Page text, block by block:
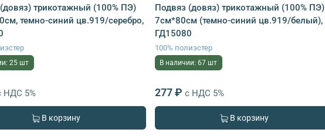
трикотажный (100% ПЭ)
темно-синий цв.919/серебро,
25 шт
НДС 5%
В корзину
Подвяз (довяз) трикотажный (100% ПЭ)
7см*80см (темно-синий цв.919/белый),
ГД15080
100% полиэстер
В наличии: 67 шт
277 ₽ с НДС 5%
В корзину